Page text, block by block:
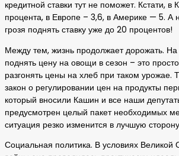
кредитной ставки тут не поможет. Кстати, в
процента, в Европе – 3,6, в Америке — 5. А
грозя поднять ставку уже до 20 процентов!
Между тем, жизнь продолжает дорожать.
поднять цену на овощи в сезон – это
разгонять цены на хлеб при таком урожае.
закон о регулировании цен на продукты
который вносили Кашин и все наши
предусмотрен целый пакет необходимых
ситуация резко изменится в лучшую
Социальная политика. В условиях Великой